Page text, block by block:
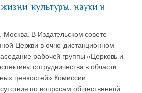
культуры, науки и
Москва. В Издательском совете
Церкви в очно-дистанционном
рабочей группы «Церковь и
сотрудничества в области
ценностей» Комиссии
по вопросам общественной